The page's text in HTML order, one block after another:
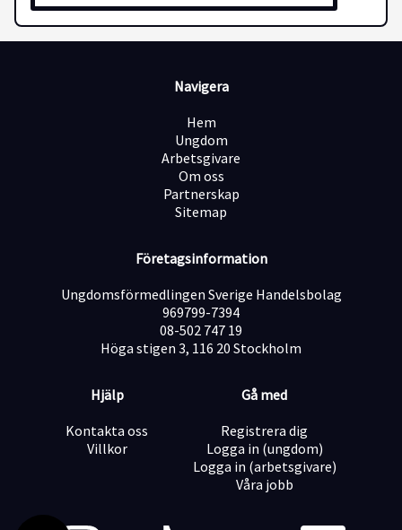
Navigera
Hem
Ungdom
Arbetsgivare
Om oss
Partnerskap
Sitemap
Företagsinformation
Ungdomsförmedlingen Sverige Handelsbolag
969799-7394
08-502 747 19
Höga stigen 3, 116 20 Stockholm
Hjälp
Kontakta oss
Villkor
Gå med
Registrera dig
Logga in (ungdom)
Logga in (arbetsgivare)
Våra jobb